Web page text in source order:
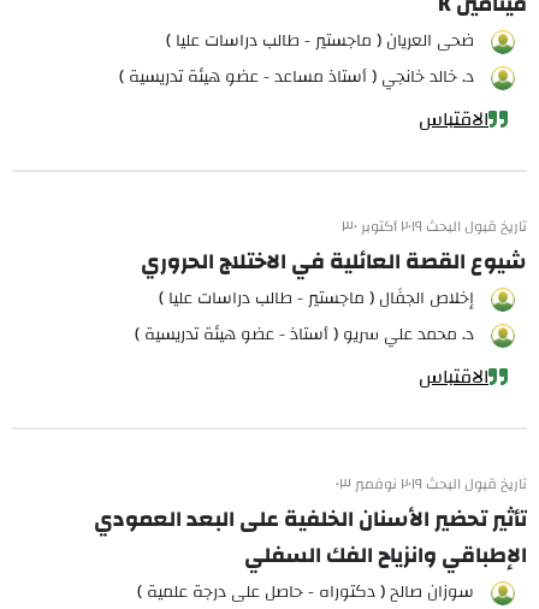
ضحى العريان ( ماجستير - طالب دراسات عليا )
د. خالد خانجي ( أستاذ مساعد - عضو هيئة تدريسية )
الاقتباس
تاريخ قبول البحث ٢٠١٩ أكتوبر ٣٠
شيوع القصة العائلية في الاختلاج الحروري
إخلاص الجفَال ( ماجستير - طالب دراسات عليا )
د. محمد علي سريو ( أستاذ - عضو هيئة تدريسية )
الاقتباس
تاريخ قبول البحث ٢٠١٩ نوفمبر ٠٣
تأثير تحضير الأسنان الخلفية على البعد العمودي
الإطباقي وانزياح الفك السفلي
سوزان صالح ( دكتوراه - حاصل على درجة علمية )